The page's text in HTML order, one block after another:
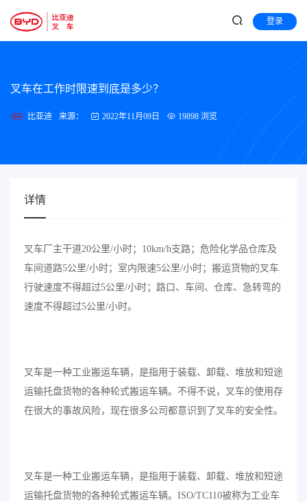
登录
叉车在工作时限速到底是多少？
比亚迪 来源： 2022年11月09日 19898 浏览
详情
叉车厂主干道20公里/小时；10km/h支路；危险化学品仓库及
车间道路5公里/小时；室内限速5公里/小时；搬运货物的叉车
行驶速度不得超过5公里/小时；路口、车间、仓库、急转弯的
速度不得超过5公里/小时。
叉车是一种工业搬运车辆，是指用于装载、卸载、堆放和短途
运输托盘货物的各种轮式搬运车辆。不得不说，叉车的使用存
在很大的事故风险，现在很多公司都意识到了叉车的安全性。
叉车是一种工业搬运车辆，是指用于装载、卸载、堆放和短途
运输托盘货物的各种轮式搬运车辆。ISO/TC110被称为工业车